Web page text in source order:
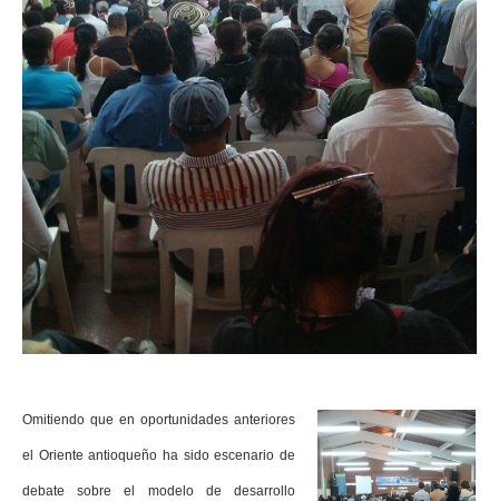
Omitiendo que en oportunidades anteriores
el Oriente antioqueño ha sido escenario de
debate sobre el modelo de desarrollo